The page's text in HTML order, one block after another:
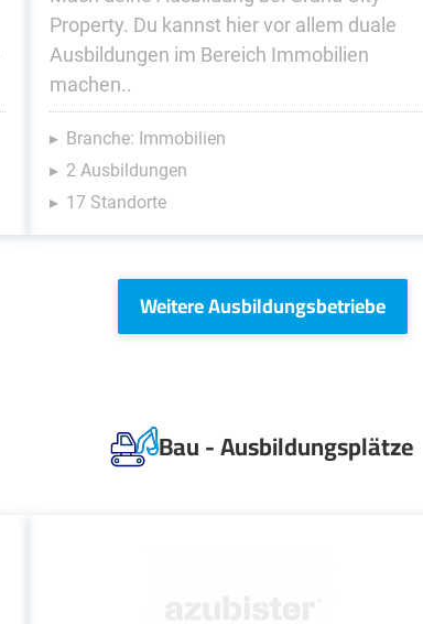
Property. Du kannst hier vor allem duale
Ausbildungen im Bereich Immobilien
machen..
Branche: Immobilien
2 Ausbildungen
17 Standorte
Weitere Ausbildungsbetriebe
Bau - Ausbildungsplätze